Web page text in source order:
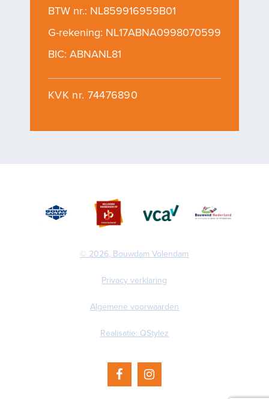
BTW nr.: NL859916959B01
G-rekening: NL17ABNA0998070599
BIC: ABNANL81
KVK nr. 74476890
© 2026, Bouwdam Volendam
Privacy verklaring
Algemene voorwaarden
Realisatie: QStylez